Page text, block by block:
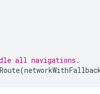
all navigations.
(